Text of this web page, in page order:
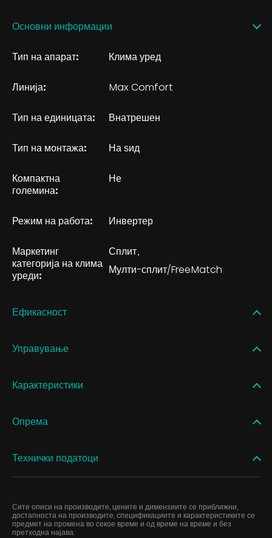
Основни информации
Тип на апарат: Клима уред
Линија: Max Comfort
Тип на единицата: Внатрешен
Тип на монтажа: На ѕид
Компактна
големина:
Не
Режим на работа: Инвертер
Маркетинг
категорија на клима
уреди:
Сплит
Мулти-сплит/FreeMatch
Ефикасност
Управување
Карактеристики
Опрема
Технички податоци
Сите описи на производите, цените и димензиите се приближни,
достапноста на производите, спецификациите и карактеристиките се
предмет на промена во секое време и од време на време и без
претходна најава.